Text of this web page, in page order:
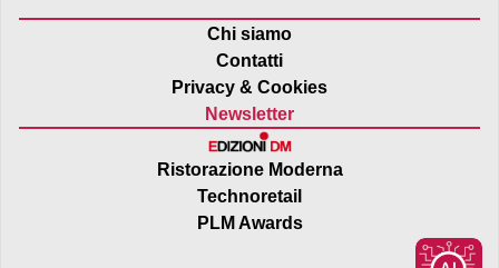
Chi siamo
Contatti
Privacy & Cookies
Newsletter
Ristorazione Moderna
Technoretail
PLM Awards